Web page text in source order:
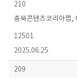
210
충북콘텐츠코리아랩,
12501
2025.06.25
209